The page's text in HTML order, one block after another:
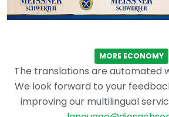
MORE ECONOMY
The translations are automated
We look forward to your
improving our multilingual